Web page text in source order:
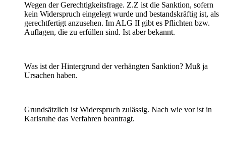
Wegen der Gerechtigkeitsfrage. Z.Z ist die Sanktion, sofern
kein Widerspruch eingelegt wurde und bestandskräftig ist, als
gerechtfertigt anzusehen. Im ALG II gibt es Pflichten bzw.
Auflagen, die zu erfüllen sind. Ist aber bekannt.
Was ist der Hintergrund der verhängten Sanktion? Muß ja
Ursachen haben.
Grundsätzlich ist Widerspruch zulässig. Nach wie vor ist in
Karlsruhe das Verfahren beantragt.